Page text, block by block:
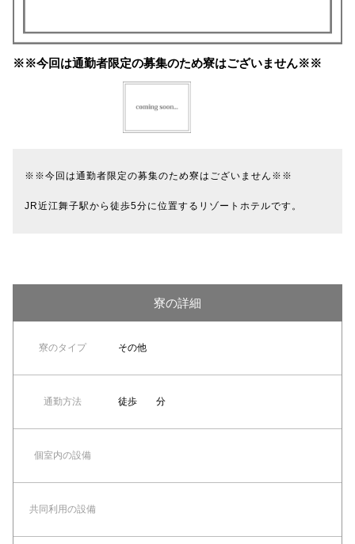
※※今回は通勤者限定の募集のため寮はございません※※
※※今回は通勤者限定の募集のため寮はございません※※
JR近江舞子駅から徒歩5分に位置するリゾートホテルです。
寮の詳細
寮のタイプ その他
通勤方法 徒歩 分
個室内の設備
共同利⽤の設備